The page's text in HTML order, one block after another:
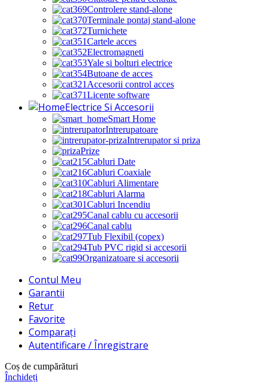
Controlere stand-alone
Terminale pontaj stand-alone
Turnichete
Cartele acces
Electromagneti
Yale si bolturi electrice
Butoane de acces
Accesorii control acces
Licente software
Electrice Si Accesorii
Smart Home
Intrerupatoare
Intrerupator si priza
Prize
Cabluri Date
Cabluri Coaxiale
Cabluri Alimentare
Cabluri Alarma
Cabluri Incendiu
Canal cablu cu accesorii
Canal cablu
Tub Flexibil (copex)
Tub PVC rigid si accesorii
Organizatoare si accesorii
Contul Meu
Garantii
Retur
Favorite
Comparați
Autentificare / Înregistrare
Coș de cumpărături
Închideți